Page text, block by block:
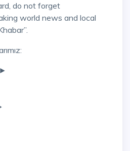
do not forget
world news and local